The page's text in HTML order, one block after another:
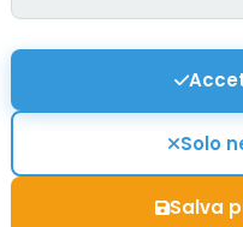
Mappa del
Contattaci
Solo
Salva